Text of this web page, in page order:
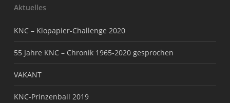
Aktuelles
KNC – Klopapier-Challenge 2020
55 Jahre KNC – Chronik 1965-2020 gesprochen
VAKANT
KNC-Prinzenball 2019